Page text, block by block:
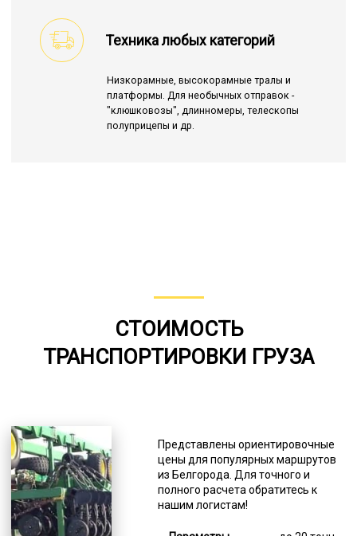
Техника любых категорий
Низкорамные, высокорамные тралы и
платформы. Для необычных отправок -
"клюшковозы", длинномеры, телескопы
полуприцепы и др.
СТОИМОСТЬ
ТРАНСПОРТИРОВКИ ГРУЗА
Представлены ориентировочные
цены для популярных маршрутов
из Белгорода. Для точного и
полного расчета обратитесь к
нашим логистам!